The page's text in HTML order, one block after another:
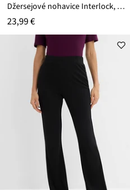
Džersejové nohavice Interlock, bavlna
23,99 €